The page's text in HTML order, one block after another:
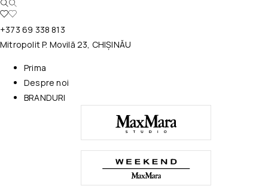
+373 69 338 813
Mitropolit P. Movilă 23, CHIȘINĂU
Prima
Despre noi
BRANDURI